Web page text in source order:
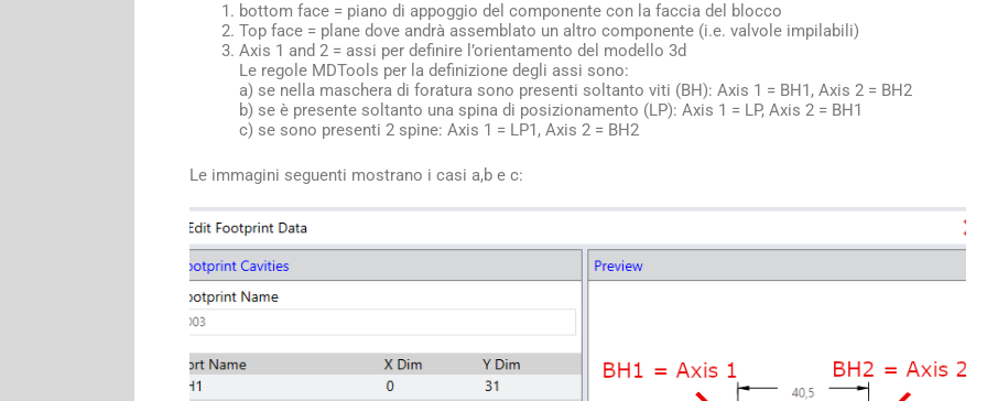
bottom face = piano di appoggio del componente con la faccia del blocco
Top face = plane dove andrà assemblato un altro componente (i.e. valvole impilabili)
Axis 1 and 2 = assi per definire l’orientamento del modello 3d
Le regole MDTools per la definizione degli assi sono:
a) se nella maschera di foratura sono presenti soltanto viti (BH): Axis 1 = BH1, Axis 2 = BH2
b) se è presente soltanto una spina di posizionamento (LP): Axis 1 = LP, Axis 2 = BH1
c) se sono presenti 2 spine: Axis 1 = LP1, Axis 2 = BH2
Le immagini seguenti mostrano i casi a,b e c: